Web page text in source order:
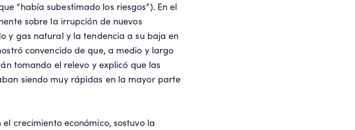
“había subestimado los riesgos”). En el
sobre la irrupción de nuevos
y gas natural y la tendencia a su baja en
convencido de que, a medio y largo
tomando el relevo y explicó que las
siendo muy rápidas en la mayor parte
crecimiento económico, sostuvo la